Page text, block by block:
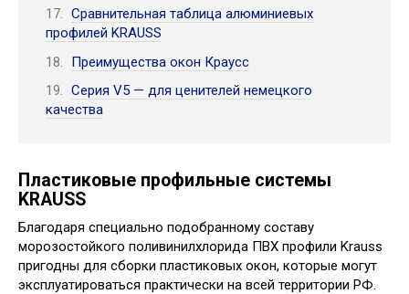
Сравнительная таблица алюминиевых
профилей KRAUSS
Преимущества окон Краусс
Серия V5 — для ценителей немецкого
качества
Пластиковые профильные системы
KRAUSS
Благодаря специально подобранному составу
морозостойкого поливинилхлорида ПВХ профили Krauss
пригодны для сборки пластиковых окон, которые могут
эксплуатироваться практически на всей территории РФ.